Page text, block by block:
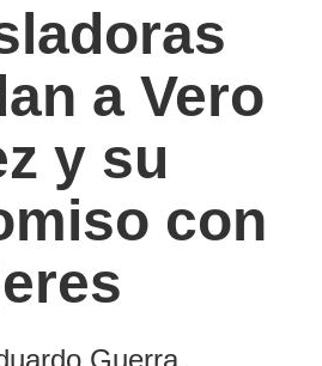
a Vero
y su
con
Guerra.